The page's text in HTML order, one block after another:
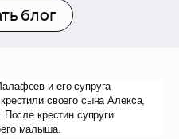
блог
и его супруга
своего сына Алекса,
крестин супруги
малыша.